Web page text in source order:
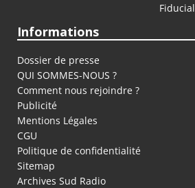
Fiducial
Informations
Dossier de presse
QUI SOMMES-NOUS ?
Comment nous rejoindre ?
Publicité
Mentions Légales
CGU
Politique de confidentialité
Sitemap
Archives Sud Radio